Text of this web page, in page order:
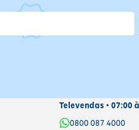
Televendas • 07:00
0800 087 4000